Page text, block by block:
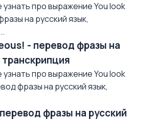
про выражение You look
на русский язык,
- перевод фразы на
про выражение You look
фразы на русский язык,
фразы на русский